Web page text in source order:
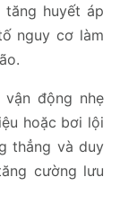
huyết áp
nguy cơ làm
động nhẹ
hoặc bơi lội
thẳng và duy
cường lưu